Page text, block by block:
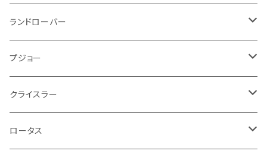
サーブ
ベントレー
ロータス
ポルシェ
フォード
ミニ
ロータス
マセラティ
ミニ
プジョー
ポルシェ
ルノー
クーラント
その他
ブレーキランプ
方向指示器
ドア系
エアコン系
ブレーキ系
ブレーキランプ
外装系
ステッカー
バイク フェンダー系
足回り
サスペンション
オイル系
タンク系
ケーブル系
バンパー回り
ライト系
その他
タイヤ回り
泥除け
キーホルダー
フロアマット
フロントワイパー
リアワイパー
ランドローバー
フロアマット
ダッシュボード
トランクマット
プジョー
フロアマット
その他
クライスラー
フロアマット
ロータス